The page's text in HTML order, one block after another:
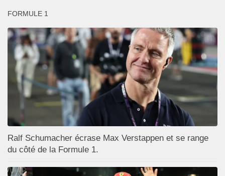
FORMULE 1
Ralf Schumacher écrase Max Verstappen et se range
du côté de la Formule 1.